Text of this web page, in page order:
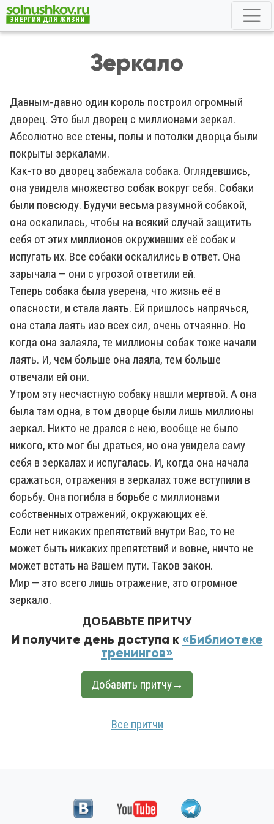
Зеркало
Давным-давно один король построил огромный
дворец. Это был дворец с миллионами зеркал.
Абсолютно все стены, полы и потолки дворца были
покрыты зеркалами.
Как-то во дворец забежала собака. Оглядевшись,
она увидела множество собак вокруг себя. Собаки
были повсюду. Будучи весьма разумной собакой,
она оскалилась, чтобы на всякий случай защитить
себя от этих миллионов окруживших её собак и
испугать их. Все собаки оскалились в ответ. Она
зарычала — они с угрозой ответили ей.
Теперь собака была уверена, что жизнь её в
опасности, и стала лаять. Ей пришлось напрячься,
она стала лаять изо всех сил, очень отчаянно. Но
когда она залаяла, те миллионы собак тоже начали
лаять. И, чем больше она лаяла, тем больше
отвечали ей они.
Утром эту несчастную собаку нашли мертвой. А она
была там одна, в том дворце были лишь миллионы
зеркал. Никто не дрался с нею, вообще не было
никого, кто мог бы драться, но она увидела саму
себя в зеркалах и испугалась. И, когда она начала
сражаться, отражения в зеркалах тоже вступили в
борьбу. Она погибла в борьбе с миллионами
собственных отражений, окружающих её.
Если нет никаких препятствий внутри Вас, то не
может быть никаких препятствий и вовне, ничто не
может встать на Вашем пути. Таков закон.
Мир — это всего лишь отражение, это огромное
зеркало.
ДОБАВЬТЕ ПРИТЧУ
И получите день доступа к «Библиотеке
тренингов»
Добавить притчу→
Все притчи